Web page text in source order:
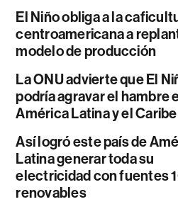
El Niño obliga a la
centroamericana a
modelo de producción
La ONU advierte que El
podría agravar el hambre
América Latina y el Caribe
Así logró este país de
Latina generar toda su
electricidad con fuentes
renovables